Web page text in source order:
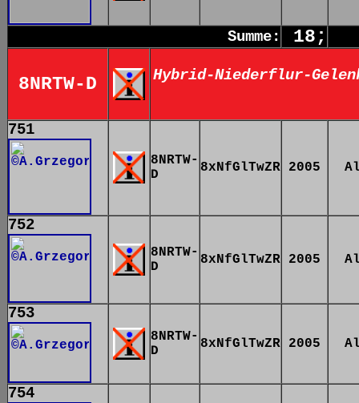
Summe: 18;
8NRTW-D Hybrid-Niederflur-
751
8NRTW-
D
8xNfGlTwZR 2005
752
8NRTW-
D
8xNfGlTwZR 2005
753
8NRTW-
D
8xNfGlTwZR 2005
754